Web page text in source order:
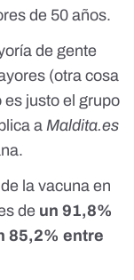
de 50 años.
de gente
(otra cosa
justo el grupo
a Maldita.es
la vacuna en
de un 91,8%
85,2% entre